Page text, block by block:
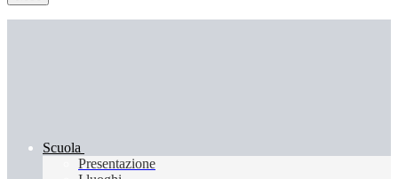
Scuola
Presentazione